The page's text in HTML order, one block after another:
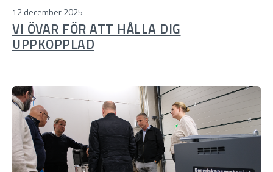
12 december 2025
VI ÖVAR FÖR ATT HÅLLA DIG
UPPKOPPLAD